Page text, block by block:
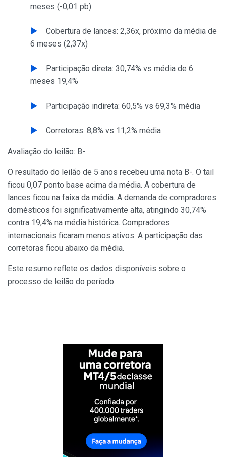
meses (-0,01 pb)
Cobertura de lances: 2,36x, próximo da média de
6 meses (2,37x)
Participação direta: 30,74% vs média de 6
meses 19,4%
Participação indireta: 60,5% vs 69,3% média
Corretoras: 8,8% vs 11,2% média
Avaliação do leilão: B-
O resultado do leilão de 5 anos recebeu uma nota B-. O tail
ficou 0,07 ponto base acima da média. A cobertura de
lances ficou na faixa da média. A demanda de compradores
domésticos foi significativamente alta, atingindo 30,74%
contra 19,4% na média histórica. Compradores
internacionais ficaram menos ativos. A participação das
corretoras ficou abaixo da média.
Este resumo reflete os dados disponíveis sobre o
processo de leilão do período.